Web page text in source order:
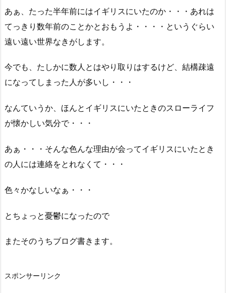
あぁ、たった半年前にはイギリスにいたのか・・・あれは
てっきり数年前のことかとおもうよ・・・・というぐらい
遠い遠い世界なきがします。
今でも、たしかに数人とはやり取りはするけど、結構疎遠
になってしまった人が多いし・・・
なんていうか、ほんとイギリスにいたときのスローライフ
が懐かしい気分で・・・
あぁ・・・そんな色んな理由が会ってイギリスにいたとき
の人には連絡をとれなくて・・・
色々かなしいなぁ・・・
とちょっと憂鬱になったので
またそのうちブログ書きます。
スポンサーリンク